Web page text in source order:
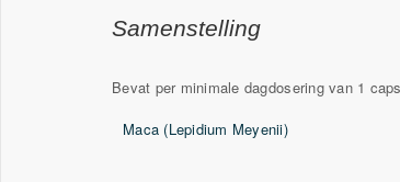
* Gezondheidsclaim in afwachting van
Samenstelling
Bevat per minimale dagdosering van 1
Maca (Lepidium Meyenii)